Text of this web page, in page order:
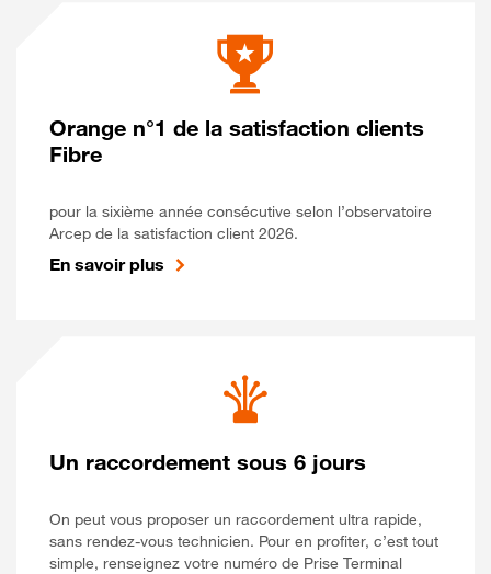
Orange n°1 de la satisfaction clients
Fibre
pour la sixième année consécutive selon l’observatoire
Arcep de la satisfaction client 2026.
En savoir plus
Un raccordement sous 6 jours
On peut vous proposer un raccordement ultra rapide,
sans rendez-vous technicien. Pour en profiter, c’est tout
simple, renseignez votre numéro de Prise Terminal